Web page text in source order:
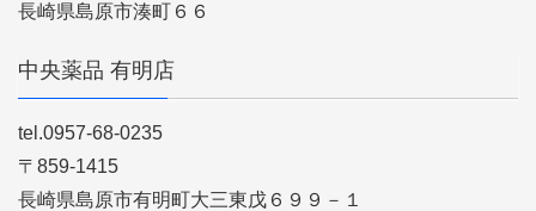
長崎県島原市湊町６６
中央薬品 有明店
tel.0957-68-0235
〒859-1415
長崎県島原市有明町大三東戊６９９－１